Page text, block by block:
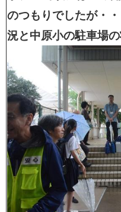
のつもりでしたが・
況と中原小の駐車場の